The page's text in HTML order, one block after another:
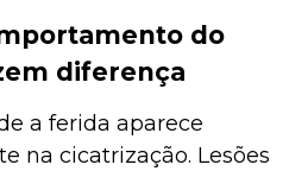
do
diferença
a ferida aparece
na cicatrização. Lesões